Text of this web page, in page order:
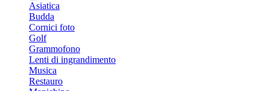
Asiatica
Budda
Cornici foto
Golf
Grammofono
Lenti di ingrandimento
Musica
Restauro